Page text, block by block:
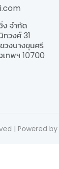
จำกัด
วงศ์ 31
งบางขุนศรี
ทพฯ 10700
| Powered by